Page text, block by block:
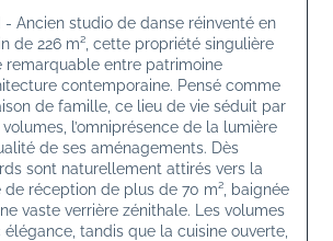
- Ancien studio de danse réinventé en
de 226 m² , cette propriété singulière
remarquable entre patrimoine
contemporaine. Pensé comme
de famille, ce lieu de vie séduit par
l’omniprésence de la lumière
de ses aménagements. Dès
sont naturellement attirés vers la
de réception de plus de 70 m², baignée
vaste verrière zénithale. Les volumes
élégance, tandis que la cuisine ouverte,